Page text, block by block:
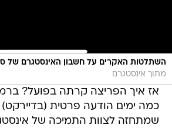
השתלטות האקרים על חשבון האינסטגרם של
מתוך אינסטגרם
אז איך הפריצה קרתה בפועל?
כמה ימים הודעה פרטית (בדיירקט)
שמתחזה לצוות התמיכה של